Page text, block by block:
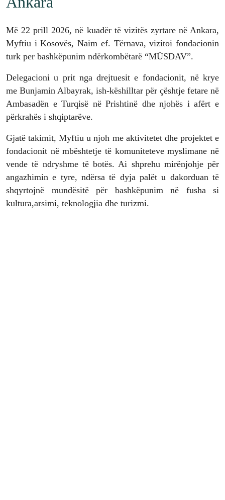
Më 22 prill 2026, në kuadër të vizitës zyrtare në Ankara,
Myftiu i Kosovës, Naim ef. Tërnava, vizitoi fondacionin
turk per bashkëpunim ndërkombëtarë “MÜSDAV”.
Delegacioni u prit nga drejtuesit e fondacionit, në krye
me Bunjamin Albayrak, ish-këshilltar për çështje fetare në
Ambasadën e Turqisë në Prishtinë dhe njohës i afërt e
përkrahës i shqiptarëve.
Gjatë takimit, Myftiu u njoh me aktivitetet dhe projektet e
fondacionit në mbështetje të komuniteteve myslimane në
vende të ndryshme të botës. Ai shprehu mirënjohje për
angazhimin e tyre, ndërsa të dyja palët u dakorduan të
shqyrtojnë mundësitë për bashkëpunim në fusha si
kultura,arsimi, teknologjia dhe turizmi.